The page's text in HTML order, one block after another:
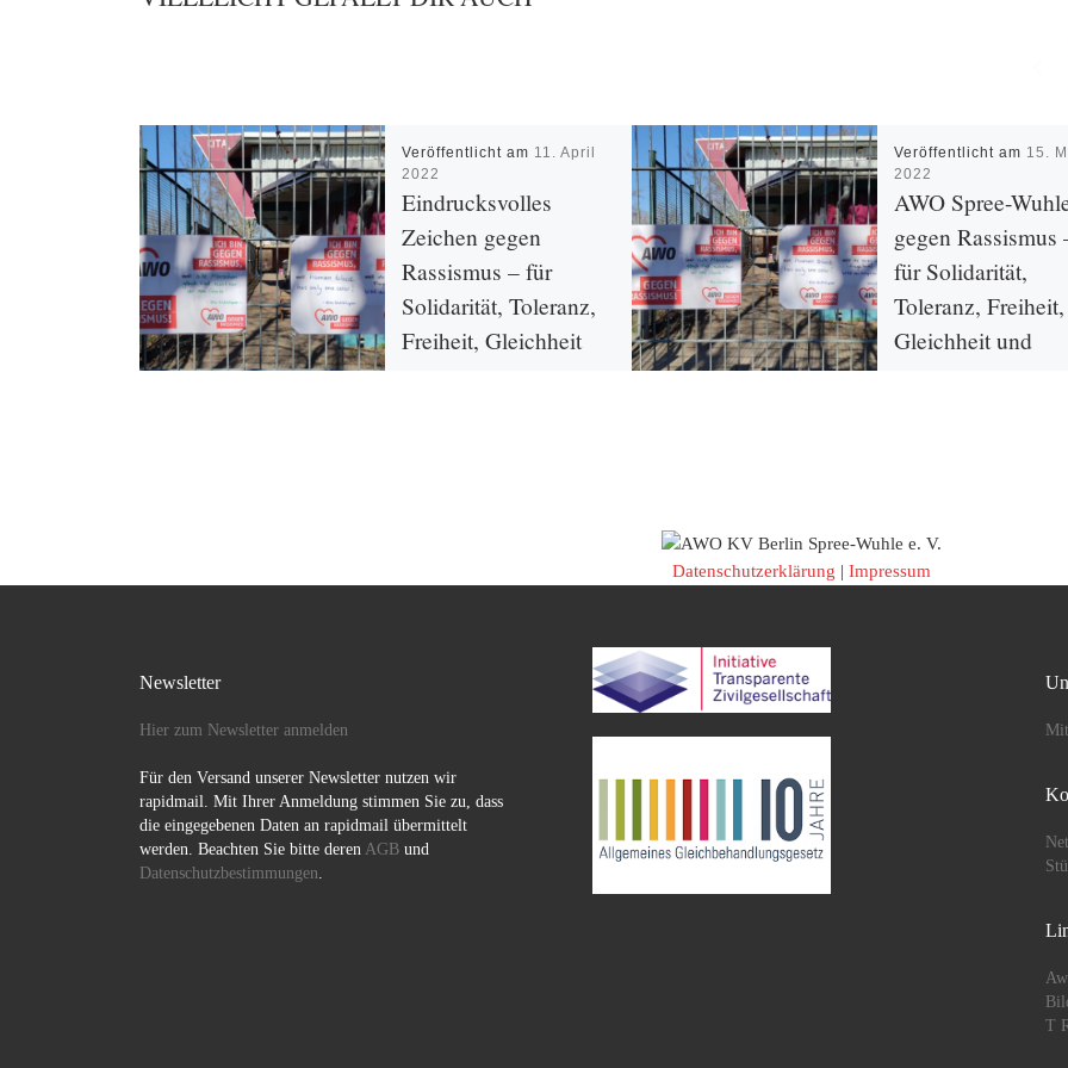
Veröffentlicht am 11. April
2022
Eindrucksvolles
Zeichen gegen
Rassismus – für
Solidarität, Toleranz,
Freiheit, Gleichheit
Internationalen Wochen gegen
Veröffentlicht am 15.
2022
AWO Spree-
gegen Rassismus
für Solidarität,
Toleranz, Freiheit,
Gleichheit und
Aktionswochen der
mit […]
Datenschutzerklärung | Impressum
Newsletter
Hier zum Newsletter anmelden
Für den Versand unserer Newsletter nutzen wir
rapidmail. Mit Ihrer Anmeldung stimmen Sie zu, dass
die eingegebenen Daten an rapidmail übermittelt
werden. Beachten Sie bitte deren AGB und
Datenschutzbestimmungen.
T